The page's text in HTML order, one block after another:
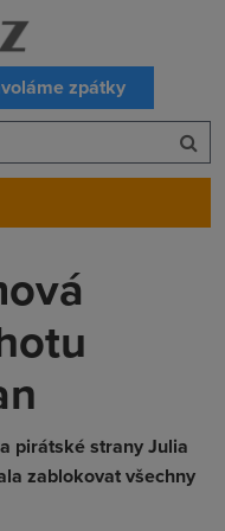
zpátky
pirátské strany Julia
zablokovat všechny